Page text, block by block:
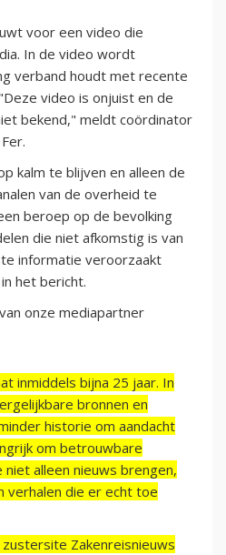
voor een video die
In de video wordt
verband houdt met recente
video is onjuist en de
bekend," meldt coördinator
kalm te blijven en alleen de
van de overheid te
beroep op de bevolking
die niet afkomstig is van
informatie veroorzaakt
het bericht.
onze mediapartner
inmiddels bijna 25 jaar. In
bronnen en
historie om aandacht
om betrouwbare
alleen nieuws brengen,
verhalen die er echt toe
Zakenreisnieuws